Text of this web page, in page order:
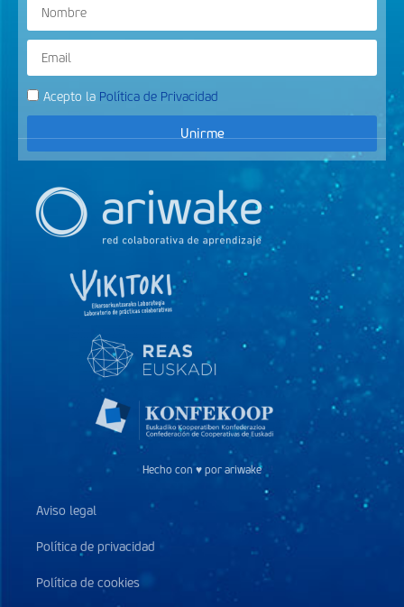
Acepto la Política de Privacidad
Unirme
Hecho con ♥ por ariwake
Aviso legal
Política de privacidad
Política de cookies